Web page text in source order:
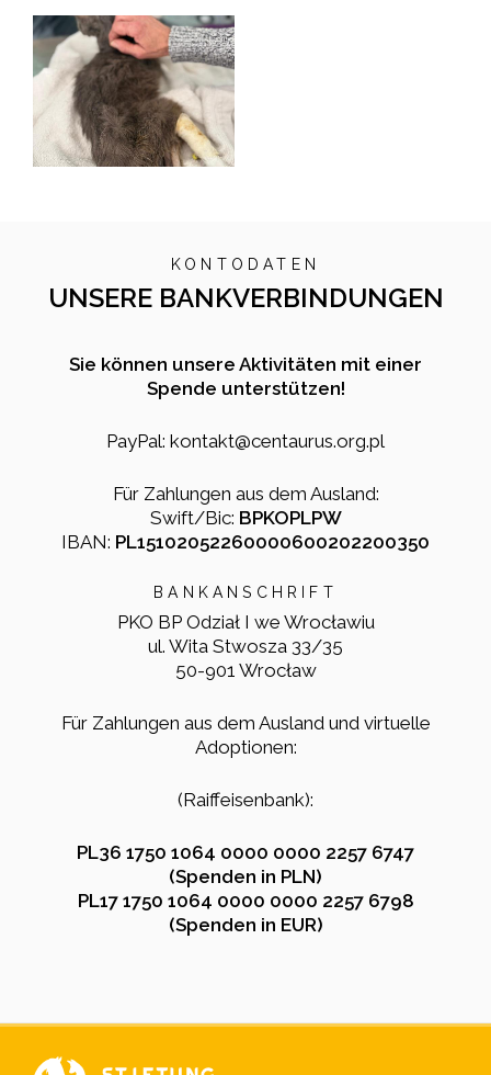
KONTODATEN
UNSERE BANKVERBINDUNGEN
Sie können unsere Aktivitäten mit einer
Spende unterstützen!
PayPal: kontakt@centaurus.org.pl
Für Zahlungen aus dem Ausland:
Swift/Bic: BPKOPLPW
IBAN: PL15102052260000600202200350
BANKANSCHRIFT
PKO BP Odział I we Wrocławiu
ul. Wita Stwosza 33/35
50-901 Wrocław
Für Zahlungen aus dem Ausland und virtuelle
Adoptionen:
(Raiffeisenbank):
PL36 1750 1064 0000 0000 2257 6747
(Spenden in PLN)
PL17 1750 1064 0000 0000 2257 6798
(Spenden in EUR)